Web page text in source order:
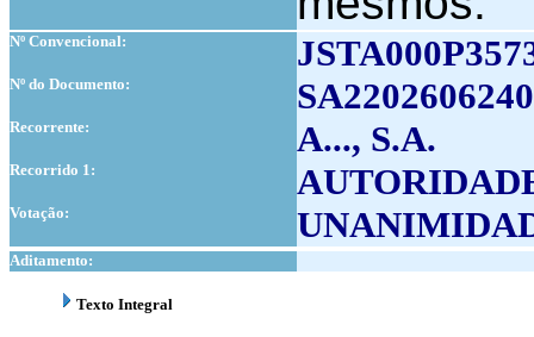
Nº Convencional:
Nº do Documento:
Recorrente: A..., S.A.
Recorrido 1:
Votação:
Aditamento:
Texto Integral